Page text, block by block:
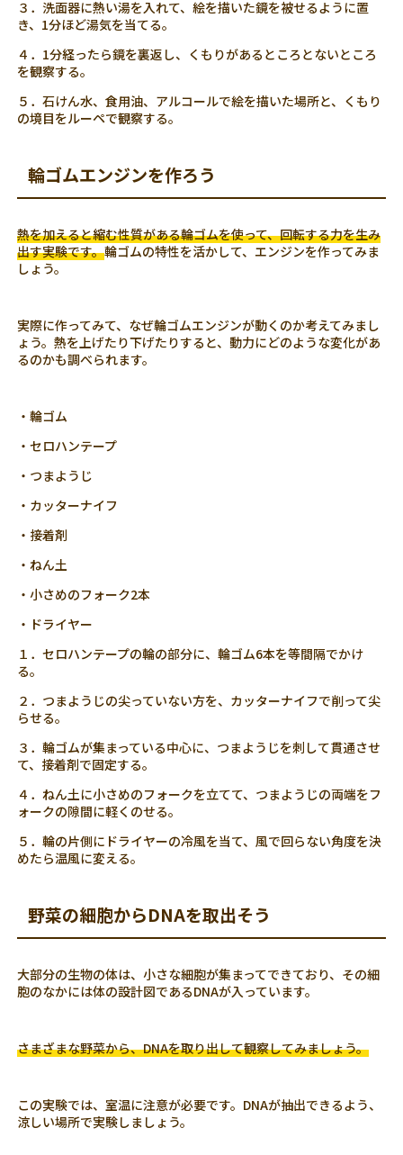
３．洗面器に熱い湯を入れて、絵を描いた鏡を被せるように置
き、1分ほど湯気を当てる。
４．1分経ったら鏡を裏返し、くもりがあるところとないところ
を観察する。
５．石けん水、食用油、アルコールで絵を描いた場所と、くもり
の境目をルーペで観察する。
輪ゴムエンジンを作ろう
熱を加えると縮む性質がある輪ゴムを使って、回転する力を生み
出す実験です。輪ゴムの特性を活かして、エンジンを作ってみま
しょう。
実際に作ってみて、なぜ輪ゴムエンジンが動くのか考えてみまし
ょう。熱を上げたり下げたりすると、動力にどのような変化があ
るのかも調べられます。
・輪ゴム
・セロハンテープ
・つまようじ
・カッターナイフ
・接着剤
・ねん土
・小さめのフォーク2本
・ドライヤー
１．セロハンテープの輪の部分に、輪ゴム6本を等間隔でかけ
る。
２．つまようじの尖っていない方を、カッターナイフで削って尖
らせる。
３．輪ゴムが集まっている中心に、つまようじを刺して貫通させ
て、接着剤で固定する。
４．ねん土に小さめのフォークを立てて、つまようじの両端をフ
ォークの隙間に軽くのせる。
５．輪の片側にドライヤーの冷風を当て、風で回らない角度を決
めたら温風に変える。
野菜の細胞からDNAを取出そう
大部分の生物の体は、小さな細胞が集まってできており、その細
胞のなかには体の設計図であるDNAが入っています。
さまざまな野菜から、DNAを取り出して観察してみましょう。
この実験では、室温に注意が必要です。DNAが抽出できるよう、
涼しい場所で実験しましょう。